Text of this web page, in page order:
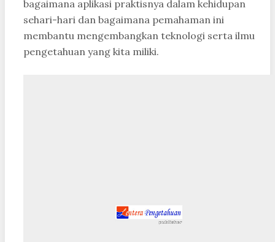
bagaimana aplikasi praktisnya dalam kehidupan
sehari-hari dan bagaimana pemahaman ini
membantu mengembangkan teknologi serta ilmu
pengetahuan yang kita miliki.